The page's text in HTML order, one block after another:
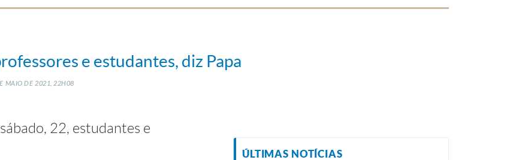
e estudantes, diz Papa
MAIO DE 2021, 22H08
22, estudantes e
ÚLTIMAS NOTÍCIAS